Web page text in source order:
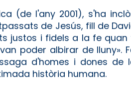
(de l'any 2001), s'ha
de Jesús, fill de
justos i fidels a la fe
poder albirar de
d'homes i dones
història humana.